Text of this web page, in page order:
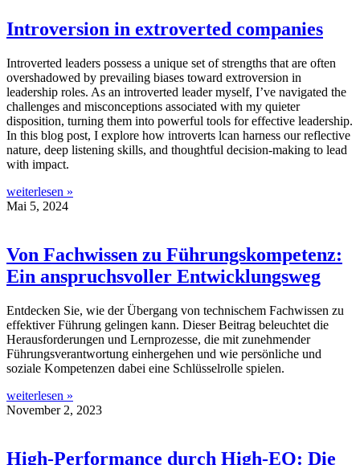
Introversion in extroverted companies
Introverted leaders possess a unique set of strengths that are often
overshadowed by prevailing biases toward extroversion in
leadership roles. As an introverted leader myself, I’ve navigated the
challenges and misconceptions associated with my quieter
disposition, turning them into powerful tools for effective leadership.
In this blog post, I explore how introverts lcan harness our reflective
nature, deep listening skills, and thoughtful decision-making to lead
with impact.
weiterlesen »
Mai 5, 2024
Von Fachwissen zu Führungskompetenz:
Ein anspruchsvoller Entwicklungsweg
Entdecken Sie, wie der Übergang von technischem Fachwissen zu
effektiver Führung gelingen kann. Dieser Beitrag beleuchtet die
Herausforderungen und Lernprozesse, die mit zunehmender
Führungsverantwortung einhergehen und wie persönliche und
soziale Kompetenzen dabei eine Schlüsselrolle spielen.
weiterlesen »
November 2, 2023
High-Performance durch High-EQ: Die